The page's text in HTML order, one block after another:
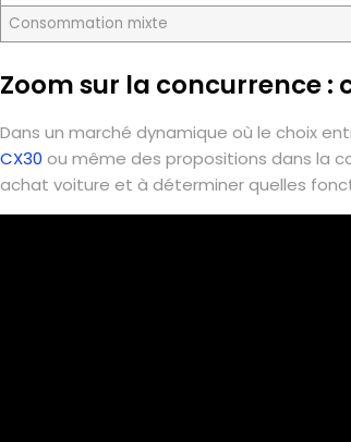
Consommation mixte
Zoom sur la concurrence :
Dans un marché dynamique où le choix
CX30 ou même des propositions dans la
achat voiture et à déterminer quelles